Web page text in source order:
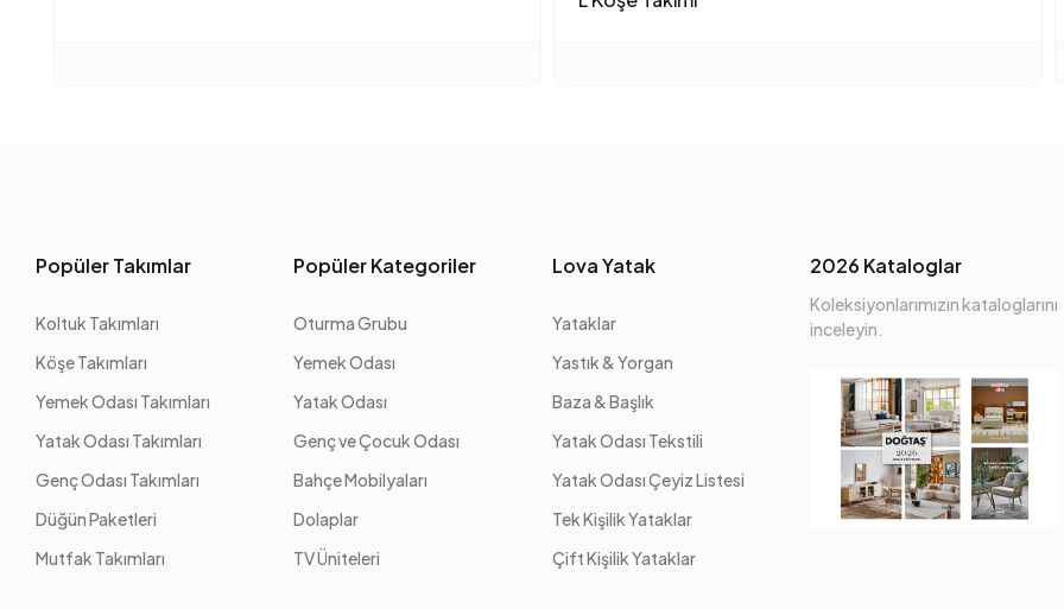
Oturma Derinliği (mm)
Oturma Genişliği (mm)
Oturma Yüksekliği (mm)
Üretim Yeri
Kumaş Adı
Popüler Takımlar
Koltuk Takımları
Köşe Takımları
Yemek Odası Takımları
Yatak Odası Takımları
Genç Odası Takımları
Düğün Paketleri
Mutfak Takımları
Popüler Kategoriler
Oturma Grubu
Yemek Odası
Yatak Odası
Genç ve Çocuk Odası
Bahçe Mobilyaları
Dolaplar
TV Üniteleri
Lova Yatak
Yataklar
Yastık & Yorgan
Baza & Başlık
Yatak Odası Tekstili
Yatak Odası Çeyiz Listesi
Tek Kişilik Yataklar
Çift Kişilik Yataklar
2026 Kataloglar
Koleksiyonlarımızın kataloglarını
inceleyin.